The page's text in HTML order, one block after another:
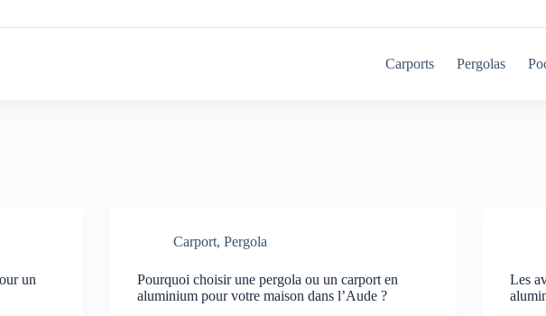
Carports Pergolas
un
Carport,Pergola
Pourquoi choisir une pergola ou un carport en
aluminium pour votre maison dans l’Aude ?
Les